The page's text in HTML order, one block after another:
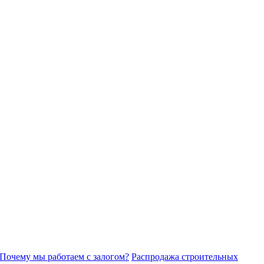
Почему мы работаем с залогом? Распродажа строительных